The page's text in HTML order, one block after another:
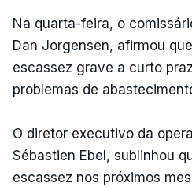
Na quarta-feira, o
Dan Jorgensen, afirmou
escassez grave a curto
problemas de
O diretor executivo da
Sébastien Ebel, sublinhou
escassez nos próximos